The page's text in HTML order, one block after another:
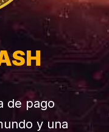
de pago
y una